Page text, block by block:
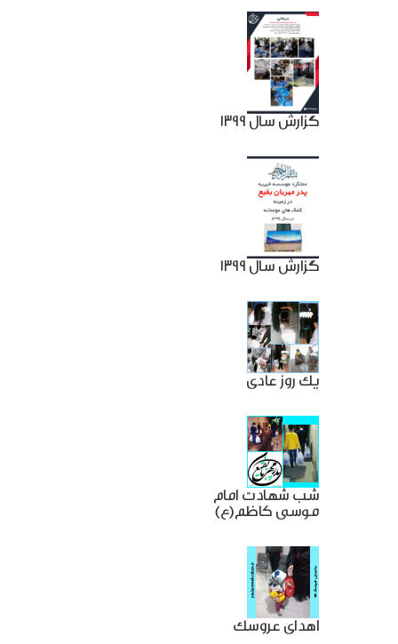
گزارش سال 1399
گزارش سال 1399
یک روز عادی
شب شهادت امام
موسی کاظم(ع)
اهدای عروسک